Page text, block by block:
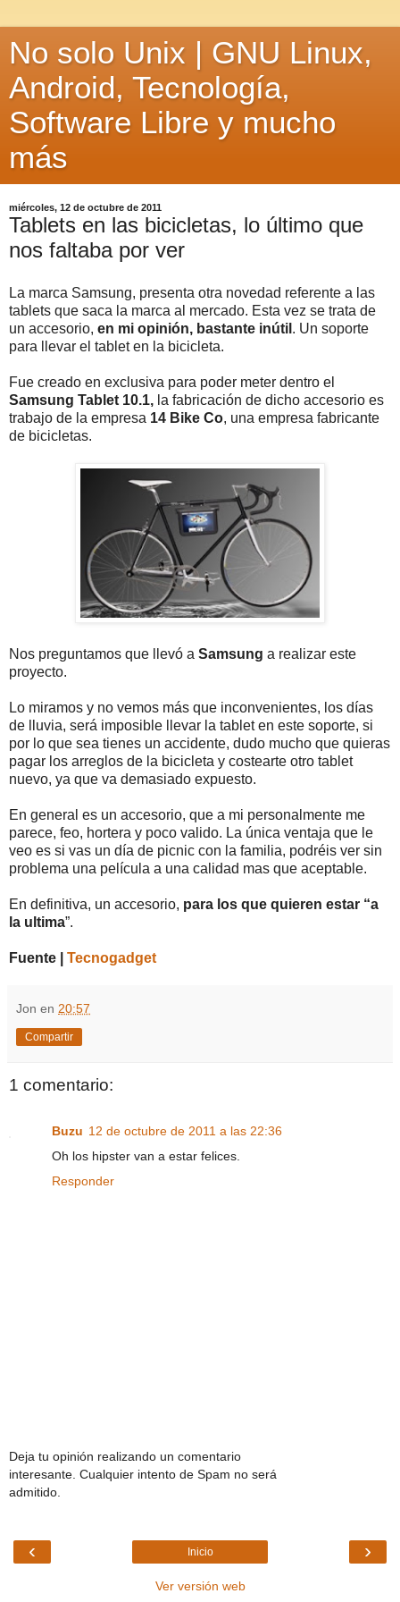
No solo Unix | GNU Linux,
Android, Tecnología,
Software Libre y mucho
más
miércoles, 12 de octubre de 2011
Tablets en las bicicletas, lo último que
nos faltaba por ver
La marca Samsung, presenta otra novedad referente a las
tablets que saca la marca al mercado. Esta vez se trata de
un accesorio, en mi opinión, bastante inútil . Un soporte
para llevar el tablet en la bicicleta.
Fue creado en exclusiva para poder meter dentro el
Samsung Tablet 10.1, la fabricación de dicho accesorio es
trabajo de la empresa 14 Bike Co, una empresa fabricante
de bicicletas.
Nos preguntamos que llevó a Samsung a realizar este
proyecto.
Lo miramos y no vemos más que inconvenientes, los días
de lluvia, será imposible llevar la tablet en este soporte, si
por lo que sea tienes un accidente, dudo mucho que quieras
pagar los arreglos de la bicicleta y costearte otro tablet
nuevo, ya que va demasiado expuesto.
En general es un accesorio, que a mi personalmente me
parece, feo, hortera y poco valido. La única ventaja que le
veo es si vas un día de picnic con la familia, podréis ver sin
problema una película a una calidad mas que aceptable.
En definitiva, un accesorio, para los que quieren estar “a
la ultima”.
Fuente | Tecnogadget
Jon en 20:57
Compartir
1 comentario:
Buzu 12 de octubre de 2011 a las 22:36
Oh los hipster van a estar felices.
Responder
Deja tu opinión realizando un comentario
interesante. Cualquier intento de Spam no será
admitido.
‹ ›
Inicio
Ver versión web